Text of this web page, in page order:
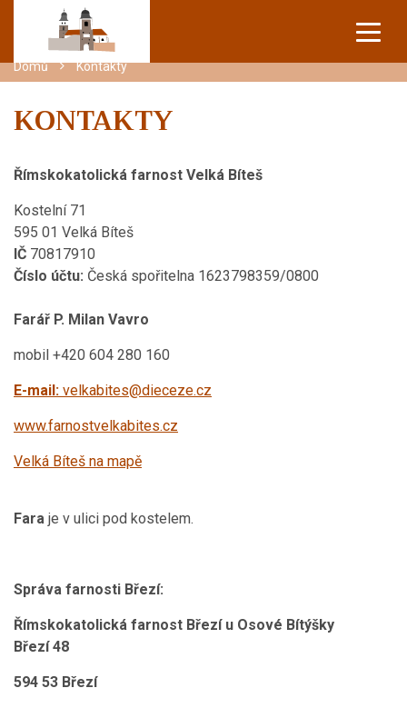
OHLÁŠKY
PROGRAM TÝDNE
PROGRAM ROKU
FOTOGALERIE
O FARNOSTI
KONTAKTY
Domů Kontakty
KONTAKTY
Římskokatolická farnost Velká Bíteš
Kostelní 71
595 01 Velká Bíteš
IČ 70817910
Číslo účtu: Česká spořitelna 1623798359/0800
Farář P. Milan Vavro
mobil +420 604 280 160
E-mail: velkabites@dieceze.cz
www.farnostvelkabites.cz
Velká Bíteš na mapě
Fara je v ulici pod kostelem.
Správa farnosti Březí:
Římskokatolická farnost Březí u Osové Bítýšky
Březí 48
594 53 Březí